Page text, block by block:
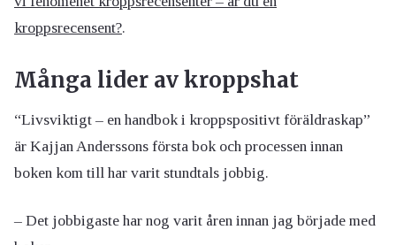
kroppsrecensent?.
Många lider av kroppshat
“Livsviktigt – en handbok i kroppspositivt föräldraskap”
är Kajjan Anderssons första bok och processen innan
boken kom till har varit stundtals jobbig.
– Det jobbigaste har nog varit åren innan jag började med